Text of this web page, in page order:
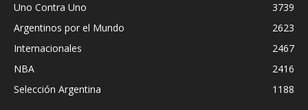
Uno Contra Uno
3739
Argentinos por el Mundo
2623
Internacionales
2467
NBA
2416
Selección Argentina
1188